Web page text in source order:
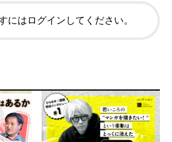
にはログインしてください。